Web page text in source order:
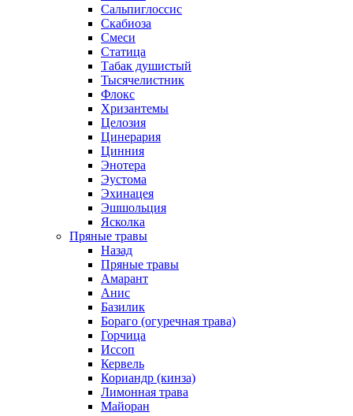
Сальпиглоссис
Скабиоза
Смеси
Статица
Табак душистый
Тысячелистник
Флокс
Хризантемы
Целозия
Цинерария
Цинния
Энотера
Эустома
Эхинацея
Эшшольция
Ясколка
Пряные травы
Назад
Пряные травы
Амарант
Анис
Базилик
Бораго (огуречная трава)
Горчица
Иссоп
Кервель
Кориандр (кинза)
Лимонная трава
Майоран